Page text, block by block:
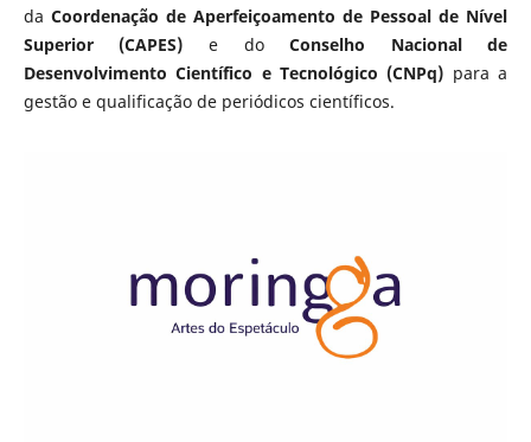
da Coordenação de Aperfeiçoamento de Pessoal de Nível
Superior (CAPES) e doConselho Nacional de
Desenvolvimento Científico e Tecnológico (CNPq) para a
gestão e qualificação de periódicos científicos.